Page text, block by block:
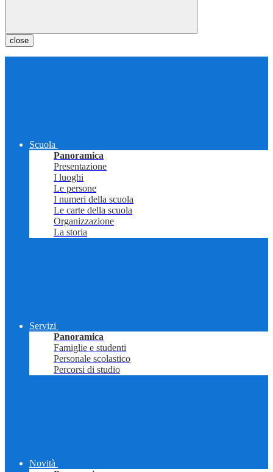
close
Scuola
Panoramica
Presentazione
I luoghi
Le persone
I numeri della scuola
Le carte della scuola
Organizzazione
La storia
Servizi
Panoramica
Famiglie e studenti
Personale scolastico
Percorsi di studio
Novità